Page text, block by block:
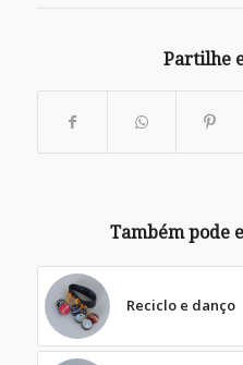
Partilhe
Também pode
Reciclo e danço